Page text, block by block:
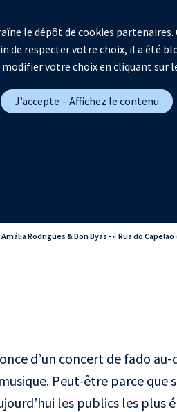
le dépôt de cookies
de respecter votre choix, il a été
modifier votre choix en cliquant sur
J’accepte – Affichez le contenu
Rodrigues & Don Byas - « Rua do Capelão
d’un concert de fado
Peut-être parce que
les publics les